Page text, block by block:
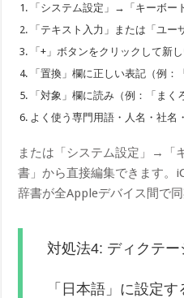
「システム設定」→「キーボー
「テキスト入力」または「ユー
「+」ボタンをクリックして新
「置換」欄に正しい表記（例：
「対象」欄に読み（例：「まく
よく使う専門用語・人名・社名
または「システム設定」→「
書」から直接編集できます。
辞書が全Appleデバイス間で同
対処法4: ディクテ
「日本語」に設定す